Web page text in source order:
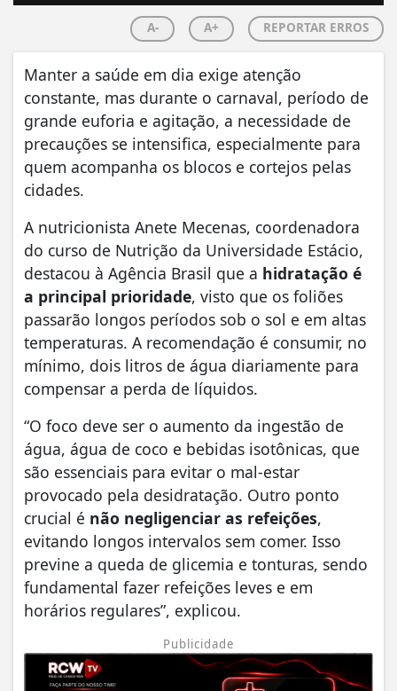
A- A+ REPORTAR ERROS
Manter a saúde em dia exige atenção
constante, mas durante o carnaval, período de
grande euforia e agitação, a necessidade de
precauções se intensifica, especialmente para
quem acompanha os blocos e cortejos pelas
cidades.
A nutricionista Anete Mecenas, coordenadora
do curso de Nutrição da Universidade Estácio,
destacou à Agência Brasil que a hidratação é
a principal prioridade, visto que os foliões
passarão longos períodos sob o sol e em altas
temperaturas. A recomendação é consumir, no
mínimo, dois litros de água diariamente para
compensar a perda de líquidos.
“O foco deve ser o aumento da ingestão de
água, água de coco e bebidas isotônicas, que
são essenciais para evitar o mal-estar
provocado pela desidratação. Outro ponto
crucial é não negligenciar as refeições,
evitando longos intervalos sem comer. Isso
previne a queda de glicemia e tonturas, sendo
fundamental fazer refeições leves e em
horários regulares”, explicou.
Publicidade